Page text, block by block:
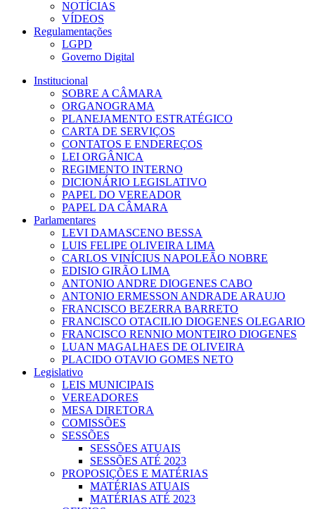
NOTÍCIAS
VÍDEOS
Regulamentações
LGPD
Governo Digital
Institucional
SOBRE A CÂMARA
ORGANOGRAMA
PLANEJAMENTO ESTRATÉGICO
CARTA DE SERVIÇOS
CONTATOS E ENDEREÇOS
LEI ORGÂNICA
REGIMENTO INTERNO
DICIONÁRIO LEGISLATIVO
PAPEL DO VEREADOR
PAPEL DA CÂMARA
Parlamentares
LEVI DAMASCENO BESSA
LUIS FELIPE OLIVEIRA LIMA
CARLOS VINÍCIUS NAPOLEÃO NOBRE
EDISIO GIRÃO LIMA
ANTONIO ANDRE DIOGENES CABO
ANTONIO ERMESSON ANDRADE ARAUJO
FRANCISCO BEZERRA BARRETO
FRANCISCO OTACILIO DIOGENES OLEGARIO
FRANCISCO RENNIO MONTEIRO DIOGENES
LUAN MAGALHAES DE OLIVEIRA
PLACIDO OTAVIO GOMES NETO
Legislativo
LEIS MUNICIPAIS
VEREADORES
MESA DIRETORA
COMISSÕES
SESSÕES
SESSÕES ATUAIS
SESSÕES ATÉ 2023
PROPOSIÇÕES E MATÉRIAS
MATÉRIAS ATUAIS
MATÉRIAS ATÉ 2023